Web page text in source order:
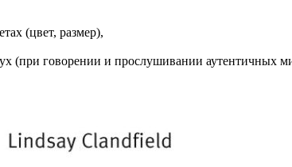
(цвет, размер),
(при говорении и прослушивании аутентичных